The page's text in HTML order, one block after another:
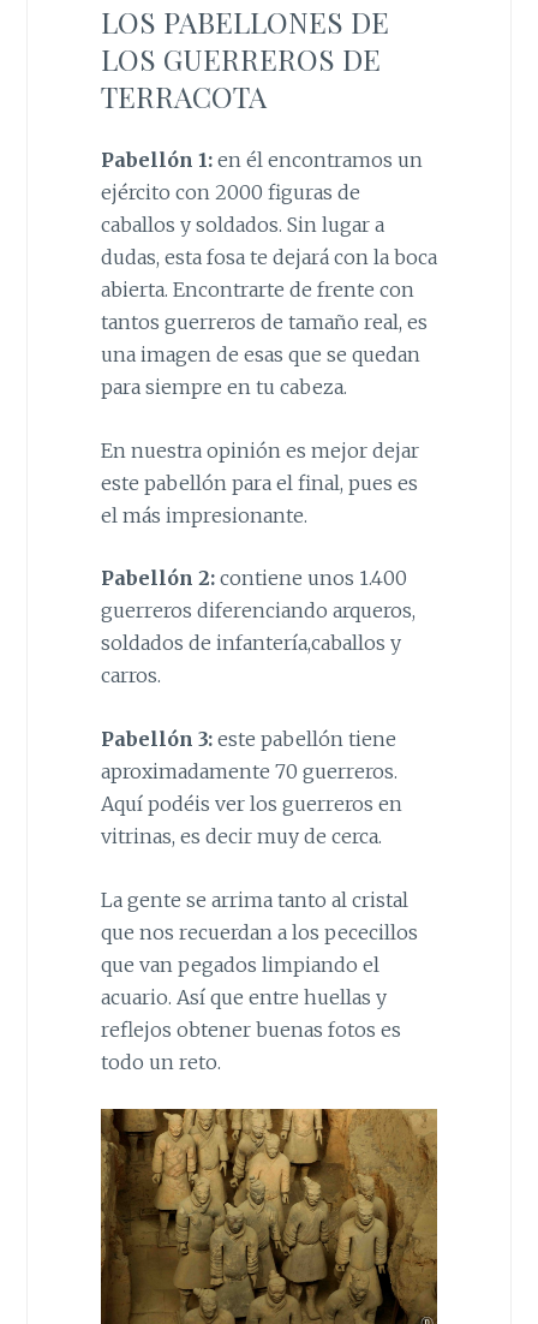
LOS PABELLONES DE
LOS GUERREROS DE
TERRACOTA
Pabellón 1:en él encontramos un
ejército con 2000 figuras de
caballos y soldados. Sin lugar a
dudas, esta fosa te dejará con la boca
abierta. Encontrarte de frente con
tantos guerreros de tamaño real, es
una imagen de esas que se quedan
para siempre en tu cabeza.
En nuestra opinión es mejor dejar
este pabellón para el final, pues es
el más impresionante.
Pabellón 2:contiene unos 1.400
guerreros diferenciando arqueros,
soldados de infantería,caballos y
carros.
Pabellón 3:este pabellón tiene
aproximadamente 70 guerreros.
Aquí podéis ver los guerreros en
vitrinas, es decir muy de cerca.
La gente se arrima tanto al cristal
que nos recuerdan a los pececillos
que van pegados limpiando el
acuario. Así que entre huellas y
reflejos obtener buenas fotos es
todo un reto.